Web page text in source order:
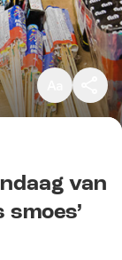
Klein
Standaard
Groot
van